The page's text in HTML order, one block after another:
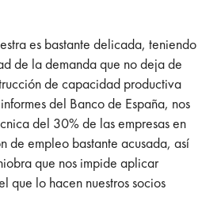
es bastante delicada, teniendo
de la demanda que no deja de
de capacidad productiva
del Banco de España, nos
del 30% de las empresas en
de empleo bastante acusada, así
que nos impide aplicar
que lo hacen nuestros socios